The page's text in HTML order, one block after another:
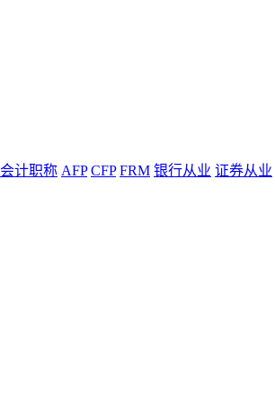
会计职称 AFP CFP FRM 银行从业 证券从业